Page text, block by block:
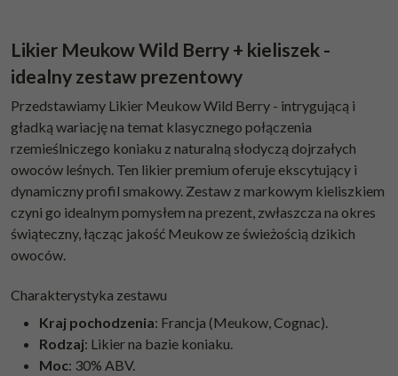
Likier Meukow Wild Berry + kieliszek -
idealny zestaw prezentowy
Przedstawiamy Likier Meukow Wild Berry - intrygującą i
gładką wariację na temat klasycznego połączenia
rzemieślniczego koniaku z naturalną słodyczą dojrzałych
owoców leśnych. Ten likier premium oferuje ekscytujący i
dynamiczny profil smakowy. Zestaw z markowym kieliszkiem
czyni go idealnym pomysłem na prezent, zwłaszcza na okres
świąteczny, łącząc jakość Meukow ze świeżością dzikich
owoców.
Charakterystyka zestawu
Kraj pochodzenia: Francja (Meukow, Cognac).
Rodzaj: Likier na bazie koniaku.
Moc: 30% ABV.